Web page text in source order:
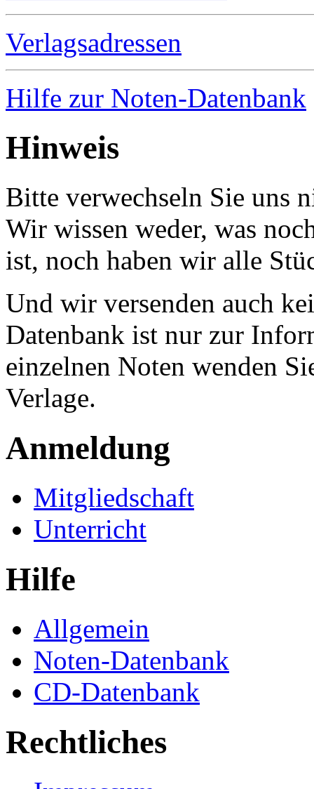
Verlagsadressen
Hilfe zur Noten-Datenbank
Hinweis
Bitte verwechseln Sie uns
Wir wissen weder, was
ist, noch haben wir alle
Und wir versenden auch
Datenbank ist nur zur
einzelnen Noten wenden
Verlage.
Anmeldung
Mitgliedschaft
Unterricht
Hilfe
Allgemein
Noten-Datenbank
CD-Datenbank
Rechtliches